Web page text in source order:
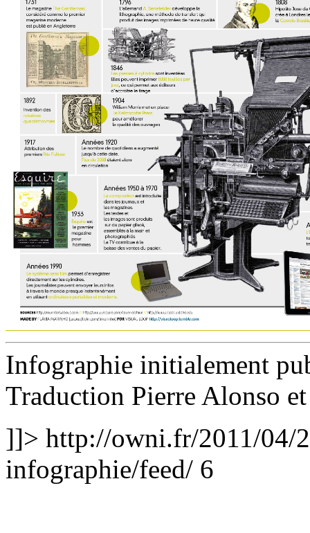
Infographie initialement
Traduction Pierre Alonso
]]> http://owni.fr/2011/04/
infographie/feed/ 6